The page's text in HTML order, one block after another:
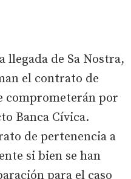
llegada de Sa Nostra,
el contrato de
comprometerán por
Banca Cívica.
de pertenencia a
si bien se han
para el caso